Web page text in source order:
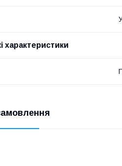
характеристики